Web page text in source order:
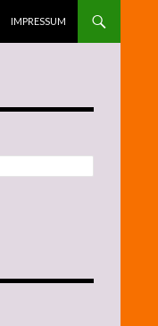
IMPRESSUM